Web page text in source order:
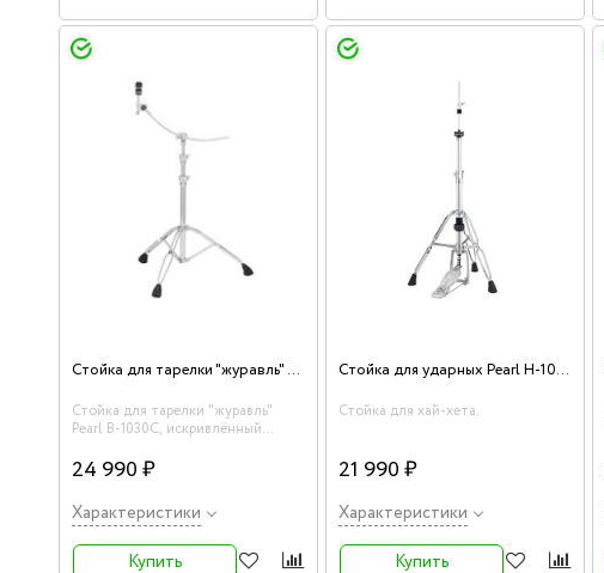
Стойка для тарелки "журавль" Pearl B-1030C
Стойка для тарелки "журавль"
Pearl B-1030C, искривлённый
24 990 ₽
Характеристики
Купить
Стойка для ударных Pearl H-1030
Стойка для хай-хета.
21 990 ₽
Характеристики
Купить